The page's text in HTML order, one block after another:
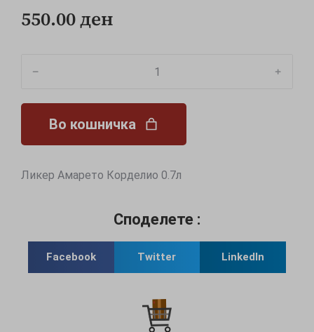
550.00ден
﹣ ﹢
Во кошничка
Ликер Амарето Корделио 0.7л
Споделете :
Facebook Twitter LinkedIn